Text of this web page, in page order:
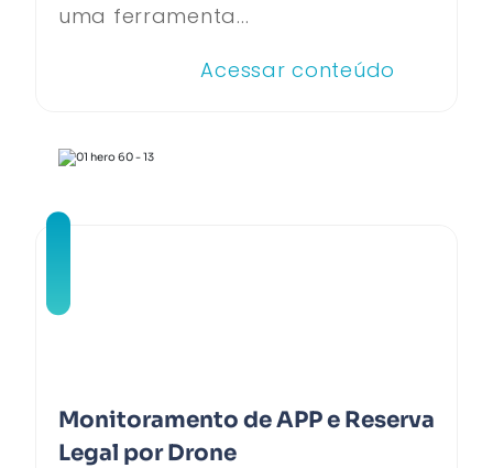
uma ferramenta...
Acessar conteúdo
Monitoramento de APP e Reserva
Legal por Drone